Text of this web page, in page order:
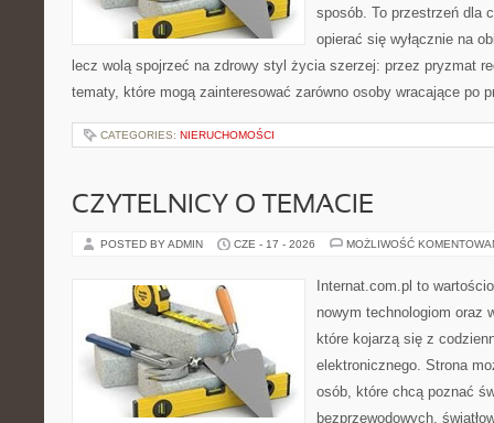
sposób. To przestrzeń dla
opierać się wyłącznie na
lecz wolą spojrzeć na zdrowy styl życia szerzej: przez pryzmat
tematy, które mogą zainteresować zarówno osoby wracające po
CATEGORIES: NIERUCHOMOŚCI
CZYTELNICY O TEMACIE
POSTED BY ADMIN CZE - 17 - 2026 MOŻLIWOŚĆ
Internat.com.pl to
nowym technologiom oraz
które kojarzą się z
elektronicznego. Strona
osób, które chcą poznać
bezprzewodowych,